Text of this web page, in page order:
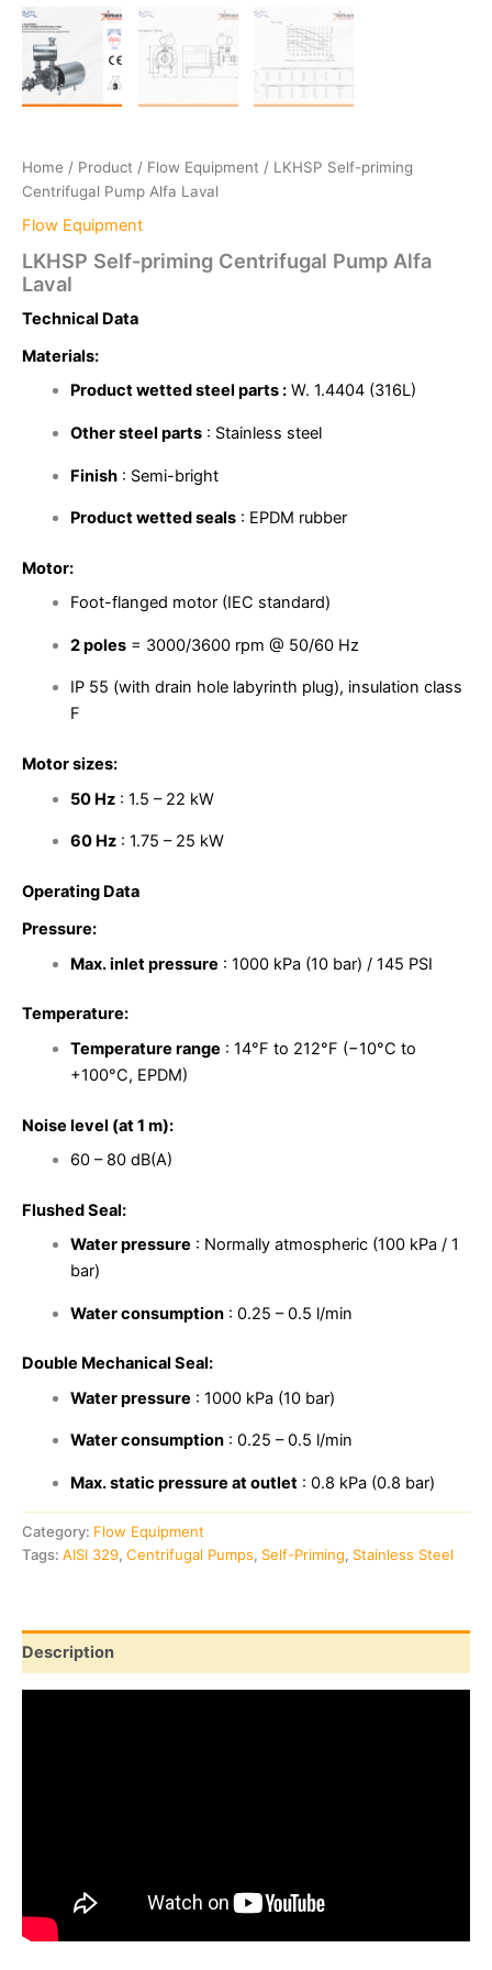
Home / Product / Flow Equipment / LKHSP Self-priming
Centrifugal Pump Alfa Laval
Flow Equipment
LKHSP Self-priming Centrifugal Pump Alfa
Laval
Technical Data
Materials:
Product wetted steel parts :W. 1.4404 (316L)
Other steel parts: Stainless steel
Finish: Semi-bright
Product wetted seals: EPDM rubber
Motor:
Foot-flanged motor (IEC standard)
2 poles= 3000/3600 rpm @ 50/60 Hz
IP 55 (with drain hole labyrinth plug), insulation class
F
Motor sizes:
50 Hz: 1.5 – 22 kW
60 Hz: 1.75 – 25 kW
Operating Data
Pressure:
Max. inlet pressure : 1000 kPa (10 bar) / 145 PSI
Temperature:
Temperature range : 14°F to 212°F (−10°C to
+100°C, EPDM)
Noise level (at 1 m):
60 – 80 dB(A)
Flushed Seal:
Water pressure : Normally atmospheric (100 kPa / 1
bar)
Water consumption: 0.25 – 0.5 l/min
Double Mechanical Seal:
Water pressure : 1000 kPa (10 bar)
Water consumption: 0.25 – 0.5 l/min
Max. static pressure at outlet: 0.8 kPa (0.8 bar)
Category: Flow Equipment
Tags: AISI 329, Centrifugal Pumps, Self-Priming, Stainless Steel
Description